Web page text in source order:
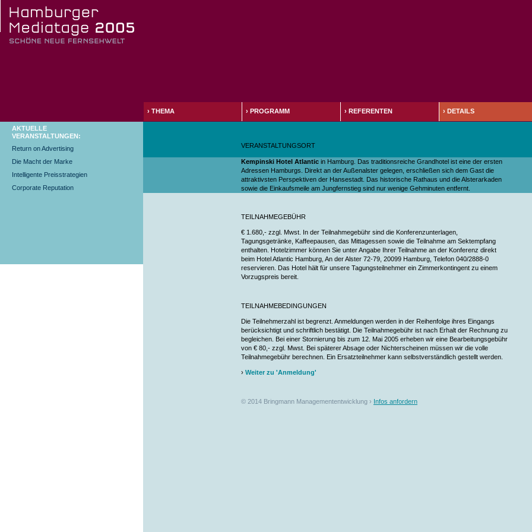
› THEMA › PROGRAMM › REFERENTEN › DETAILS
VERANSTALTUNGSORT
Kempinski Hotel Atlantic in Hamburg. Das traditionsreiche Grandhotel ist eine der ersten
Adressen Hamburgs. Direkt an der Außenalster gelegen, erschließen sich dem Gast die
attraktivsten Perspektiven der Hansestadt. Das historische Rathaus und die Alsterarkaden
sowie die Einkaufsmeile am Jungfernstieg sind nur wenige Gehminuten entfernt.
TEILNAHMEGEBÜHR
€ 1.680,- zzgl. Mwst. In der Teilnahmegebühr sind die Konferenzunterlagen,
Tagungsgetränke, Kaffeepausen, das Mittagessen sowie die Teilnahme am Sektempfang
enthalten. Hotelzimmer können Sie unter Angabe Ihrer Teilnahme an der Konferenz direkt
beim Hotel Atlantic Hamburg, An der Alster 72-79, 20099 Hamburg, Telefon 040/2888-0
reservieren. Das Hotel hält für unsere Tagungsteilnehmer ein Zimmerkontingent zu einem
Vorzugspreis bereit.
TEILNAHMEBEDINGUNGEN
Die Teilnehmerzahl ist begrenzt. Anmeldungen werden in der Reihenfolge ihres Eingangs
berücksichtigt und schriftlich bestätigt. Die Teilnahmegebühr ist nach Erhalt der Rechnung zu
begleichen. Bei einer Stornierung bis zum 12. Mai 2005 erheben wir eine Bearbeitungsgebühr
von € 80,- zzgl. Mwst. Bei späterer Absage oder Nichterscheinen müssen wir die volle
Teilnahmegebühr berechnen. Ein Ersatzteilnehmer kann selbstverständlich gestellt werden.
› Weiter zu 'Anmeldung'
© 2014 Bringmann Managemententwicklung › Infos anfordern
AKTUELLE
VERANSTALTUNGEN:
Return on Advertising
Die Macht der Marke
Intelligente Preisstrategien
Corporate Reputation